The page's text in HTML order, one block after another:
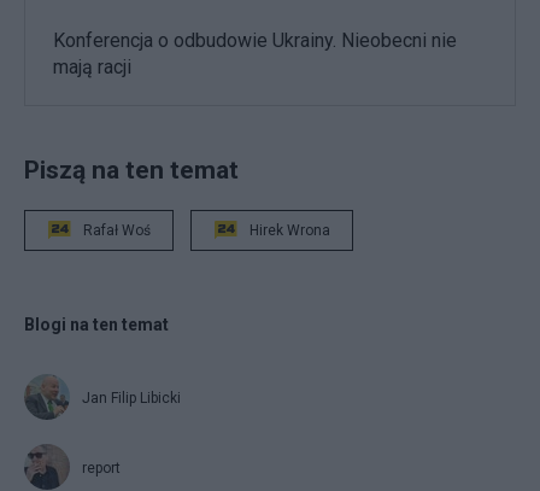
Konferencja o odbudowie Ukrainy. Nieobecni nie
mają racji
Piszą na ten temat
Rafał Woś Hirek Wrona
Blogi na ten temat
Jan Filip Libicki
report